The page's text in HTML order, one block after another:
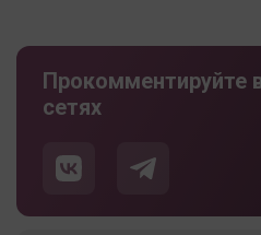
Прокомментируйте
сетях